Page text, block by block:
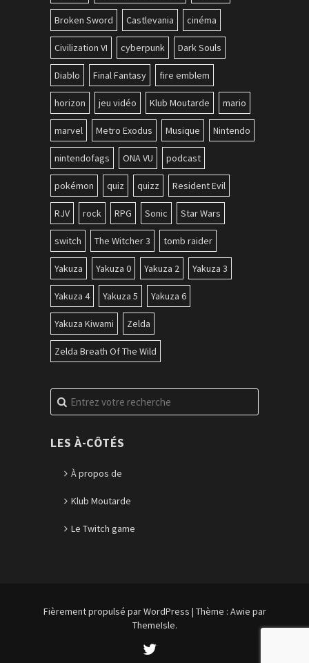
Broken Sword Castlevania cinéma
Civilization VI cyberpunk Dark Souls
Diablo Final Fantasy fire emblem
horizon jeu vidéo Klub Moutarde mario
marvel Metro Exodus Musique Nintendo
nintendofags ONA VU podcast
pokémon quiz quizz Resident Evil
RJV rock RPG Sonic Star Wars
switch The Witcher 3 tomb raider
Yakuza Yakuza 0 Yakuza 2 Yakuza 3
Yakuza 4 Yakuza 5 Yakuza 6
Yakuza Kiwami Zelda
Zelda Breath Of The Wild
Recherche
pour
LES À-CÔTÉS
À propos de
Klub Moutarde
Le Twitch game
Fièrement propulsé par WordPress | Thème : Awie par
ThemeIsle.
Twitter